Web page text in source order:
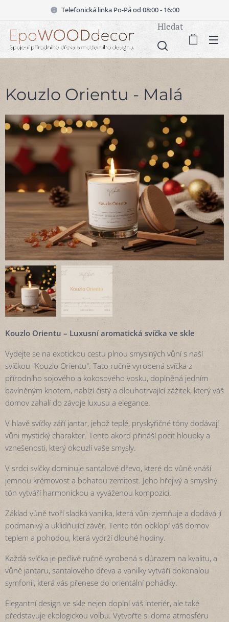
Telefonická linka Po-Pá od 08:00 - 16:00
Hledat
Kouzlo Orientu - Malá
Kouzlo Orientu – Luxusní aromatická svíčka ve skle
Vydejte se na exotickou cestu plnou smyslných vůní s naší
svíčkou "Kouzlo Orientu". Tato ručně vyrobená svíčka z
přírodního sojového a kokosového vosku, doplněná jedním
bavlněným knotem, nabízí čistý a dlouhotrvající zážitek, který váš
domov zahalí do závoje luxusu a elegance.
V hlavě svíčky září jantar, jehož teplé, pryskyřičné tóny dodávají
vůni mystický charakter. Tento akord přináší pocit hloubky a
vznešenosti, který okouzlí vaše smysly.
V srdci svíčky dominuje santalové dřevo, které do vůně vnáší
jemnou krémovost a bohatou zemitost. Jeho hřejivý a smyslný
tón vytváří harmonickou a vyváženou kompozici.
Základ vůně tvoří sladká vanilka, která vůni zjemňuje a dodává jí
podmanivý a uklidňující závěr. Tento tón obklopí váš domov
teplem a pohodou, která vydrží dlouhé hodiny.
Každá svíčka je pečlivě ručně vyrobená s důrazem na kvalitu, a
vůně jantaru, santalového dřeva a vanilky vytváří dokonalou
symfonii, která vás přenese do orientální pohádky.
Elegantní design ve skle nejen doplní váš interiér, ale také
představuje ekologickou volbu. Vytvořte si doma atmosféru